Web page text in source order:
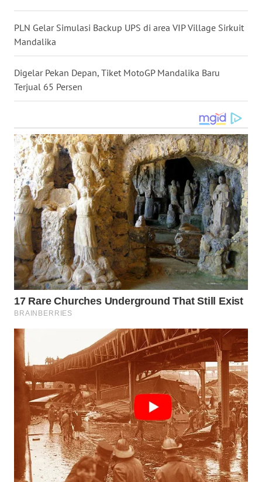
PLN Gelar Simulasi Backup UPS di area VIP Village Sirkuit
Mandalika
Digelar Pekan Depan, Tiket MotoGP Mandalika Baru
Terjual 65 Persen
WN
NUSANTARA
WN
JOGJA
WN
WN
BALI
WN
KALBAR
WN
KALTENG
WN
KALTARA
WN
KALSEL
KALTIM
WN
SULSEL
WN
GORONTALO